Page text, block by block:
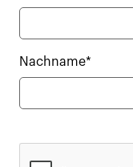
Nachname*